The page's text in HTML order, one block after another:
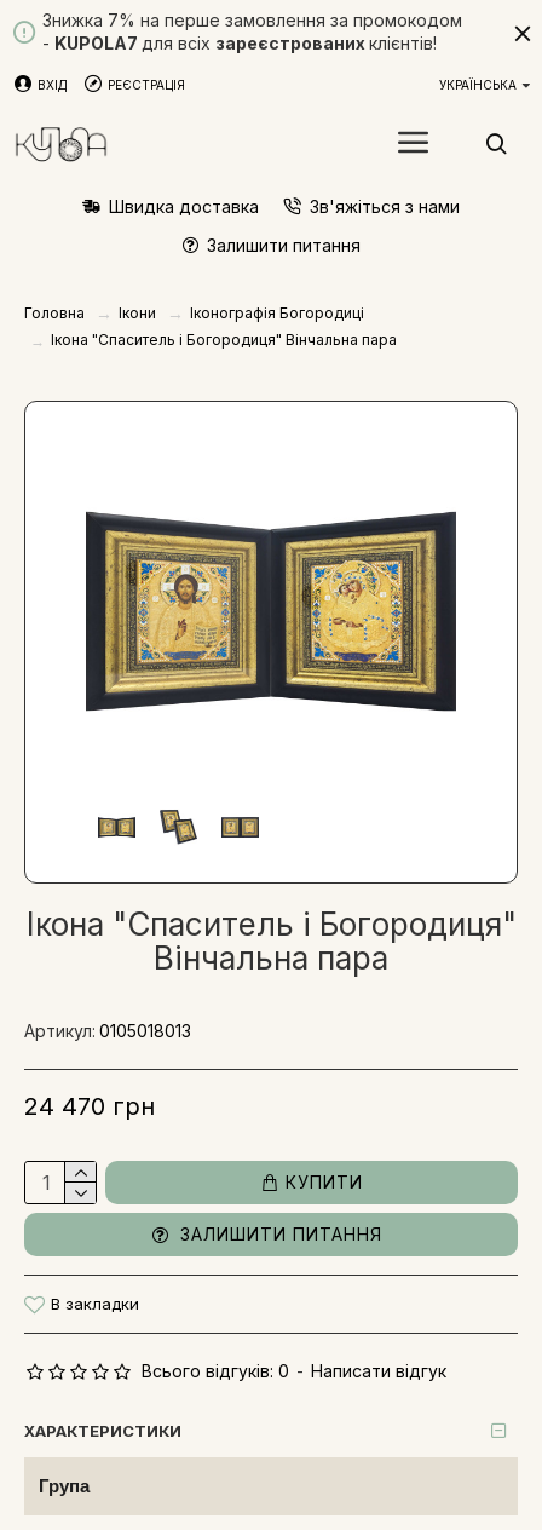
Знижка 7% на перше замовлення за промокодом
- KUPOLA7 для всіх зареєстрованих клієнтів!
ВХІД РЕЄСТРАЦІЯ УКРАЇНСЬКА
Швидка доставка
Зв'яжіться з нами
Залишити питання
Головна Ікони
Іконографія Богородиці
Ікона "Спаситель і Богородиця" Вінчальна пара
Ікона "Спаситель і Богородиця"
Вінчальна пара
Всього відгуків: 0 - Написати відгук
24 470 грн
Артикул: 0105018013
КУПИТИ
ЗАЛИШИТИ ПИТАННЯ
В закладки
ХАРАКТЕРИСТИКИ
Група